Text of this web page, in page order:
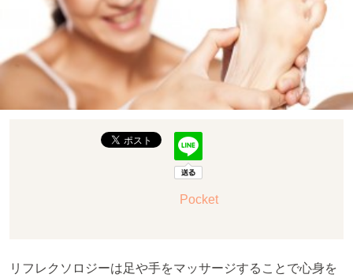
Pocket
リフレクソロジーは足や手をマッサージすることで心身を